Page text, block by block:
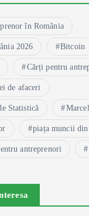
în România
2026 Bitcoin
Cărți pentru
de afaceri
Statistică
piața muncii din
antreprenori